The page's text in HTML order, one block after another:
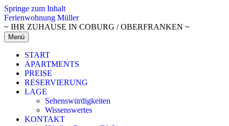
Springe zum Inhalt
Ferienwohnung Müller
~ IHR ZUHAUSE IN COBURG / OBERFRANKEN ~
Menü
START
APARTMENTS
PREISE
RESERVIERUNG
LAGE
Sehenswürdigkeiten
Wissenswertes
KONTAKT